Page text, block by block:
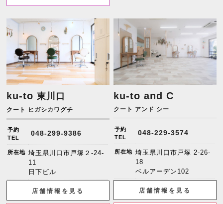
ku-to東川口
クート ヒガシカワグチ
予約
TEL
048-299-9386
所在地 埼玉県川口市戸塚２-24-
11
日下ビル
店舗情報を見る
ku-to and C
クート アンド シー
予約
TEL
048-229-3574
所在地 埼玉県川口市戸塚 2-26-
18
ベルアーデン102
店舗情報を見る